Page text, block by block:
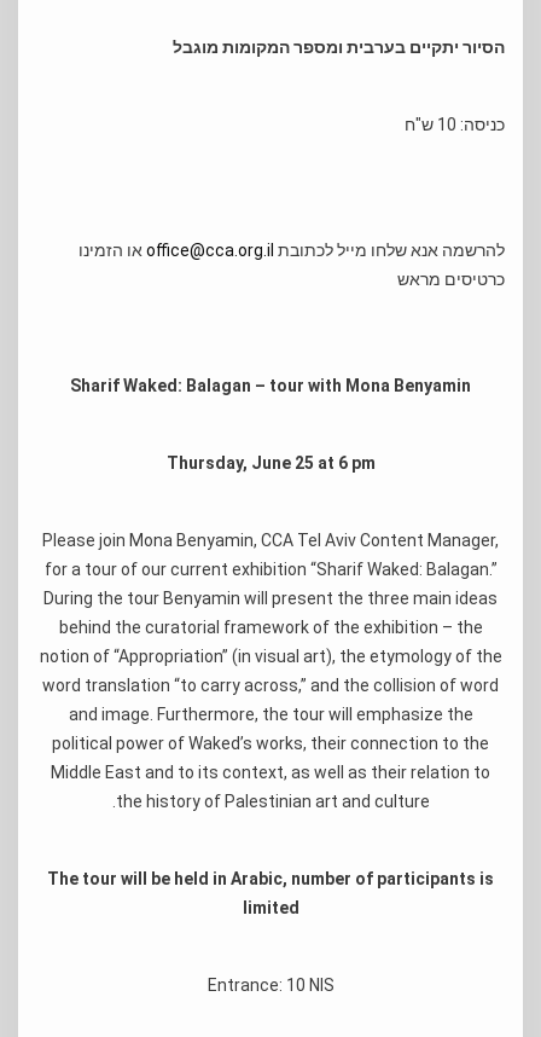
הסיור יתקיים בערבית ומספר המקומות מוגבל
כניסה: 10 ש"ח
להרשמה אנא שלחו מייל לכתובת office@cca.org.il או הזמינו
כרטיסים מראש
Sharif Waked: Balagan – tour with Mona Benyamin
Thursday, June 25 at 6 pm
Please join Mona Benyamin, CCA Tel Aviv Content Manager,
for a tour of our current exhibition “Sharif Waked: Balagan.”
During the tour Benyamin will present the three main ideas
behind the curatorial framework of the exhibition – the
notion of “Appropriation” (in visual art), the etymology of the
word translation “to carry across,” and the collision of word
and image. Furthermore, the tour will emphasize the
political power of Waked’s works, their connection to the
Middle East and to its context, as well as their relation to
the history of Palestinian art and culture.
The tour will be held in Arabic, number of participants is
limited
Entrance: 10 NIS